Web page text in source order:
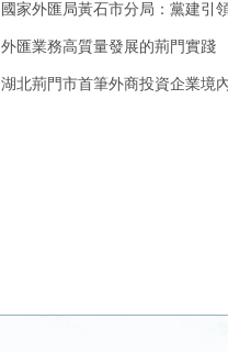
國家外匯局黃石市分局：黨建引
外匯業務高質量發展的荊門實踐
湖北荊門市首筆外商投資企業境